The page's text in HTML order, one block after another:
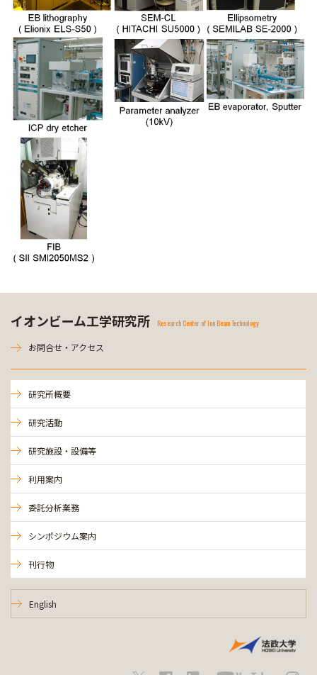
イオンビーム工学研究所 Research Center of Ion Beam Technology
お問合せ・アクセス
研究所概要
研究活動
研究施設・設備等
利用案内
委託分析業務
シンポジウム案内
刊行物
English